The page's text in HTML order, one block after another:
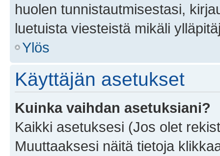
huolen tunnistautmisestasi,
luetuista viesteistä mikäli
Ylös
Käyttäjän asetukset
Kuinka vaihdan asetuksiani?
Kaikki asetuksesi (Jos olet
Muuttaaksesi näitä tietoja